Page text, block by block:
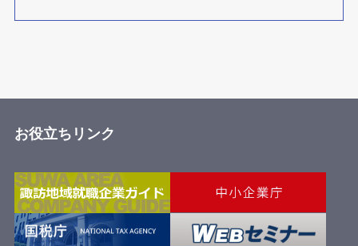
お役立ちリンク